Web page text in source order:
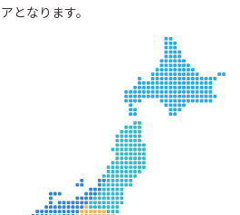
となります。